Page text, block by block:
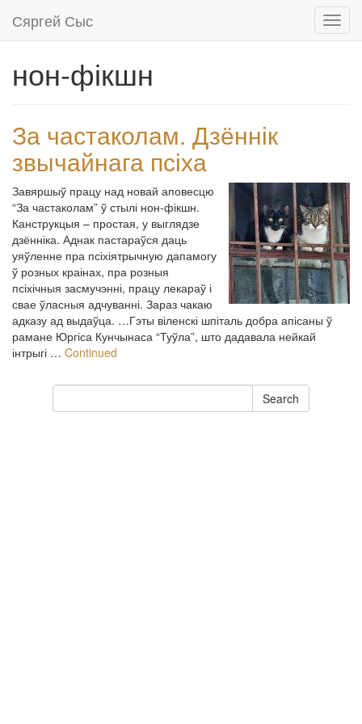
Сяргей Сыс
нон-фікшн
За частаколам. Дзённік
звычайнага псіха
Завяршыў працу над новай аповесцю
“За частаколам” ў стылі нон-фікшн.
Канструкцыя – простая, у выглядзе
дзённіка. Аднак пастараўся даць
уяўленне пра псіхіятрычную дапамогу
ў розных краінах, пра розныя
псіхічныя засмучэнні, працу лекараў і
свае ўласныя адчуванні. Зараз чакаю
адказу ад выдаўца. …Гэты віленскі шпіталь добра апісаны ў
рамане Юргіса Кунчынаса “Туўла”, што дадавала нейкай
інтрыгі … Continued
Search
for:
Search